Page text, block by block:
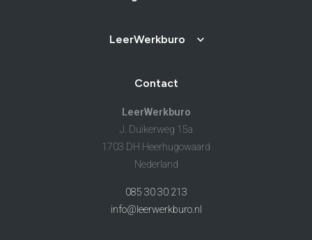
LeerWerkburo
Contact
LeerWerkburo
J. Duikerweg 15a
1703 DH Heerhugowaard
Nederland
085 30 30 213
info@leerwerkburo.nl